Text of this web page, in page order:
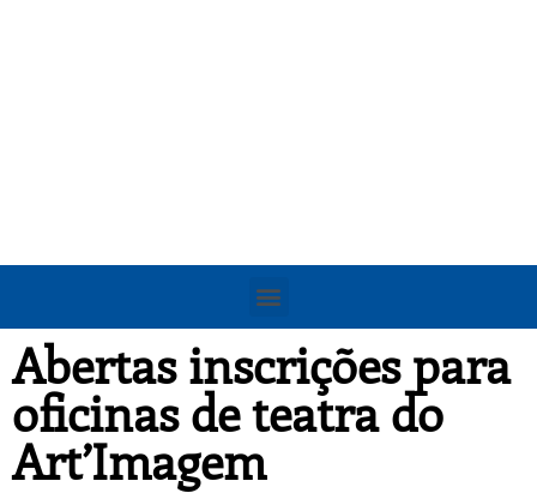
Abertas inscrições para
oficinas de teatra do
Art’Imagem